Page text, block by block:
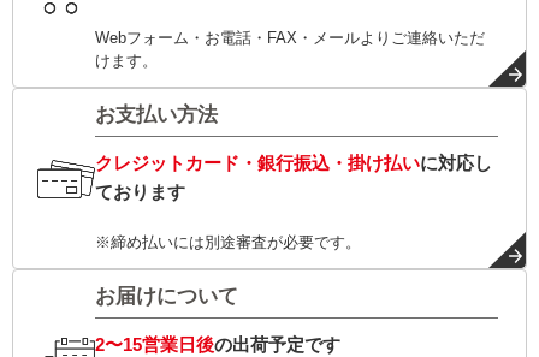
Webフォーム・お電話・FAX・メールよりご連絡いただ
けます。
お支払い方法
クレジットカード・銀行振込・掛け払いに対応し
ております
※締め払いには別途審査が必要です。
お届けについて
2〜15営業日後の出荷予定です